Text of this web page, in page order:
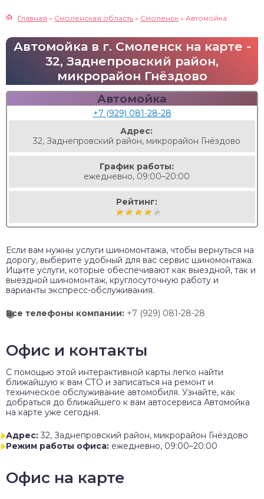
Главная » Смоленская область » Смоленск » Автомойка
Автомойка в г. Смоленск на карте -
32, Заднепровский район,
микрорайон Гнёздово
Автомойка
+7 (929) 081-28-28
Адрес:
32, Заднепровский район, микрорайон Гнёздово
График работы:
ежедневно, 09:00–20:00
Рейтинг:
Если вам нужны услуги шиномонтажа, чтобы вернуться на
дорогу, выберите удобный для вас сервис шиномонтажа.
Ищите услуги, которые обеспечивают как выездной, так и
выездной шиномонтаж, круглосуточную работу и
варианты экспресс-обслуживания.
Все телефоны компании: +7 (929) 081-28-28
Офис и контакты
C помощью этой интерактивной карты легко найти
ближайшую к вам СТО и записаться на ремонт и
техническое обслуживание автомобиля. Узнайте, как
добраться до ближайшего к вам автосервиса Автомойка
на карте уже сегодня.
Адрес: 32, Заднепровский район, микрорайон Гнёздово
Режим работы офиса: ежедневно, 09:00–20:00
Офис на карте